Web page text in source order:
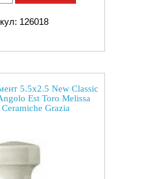
126018
5.5x2.5 New Classic
Est Toro Melissa
Grazia